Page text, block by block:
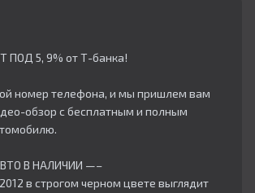
ПОД 5, 9% от Т-банка!
номер телефона, и мы пришлем вам
обзор с бесплатным и полным
В НАЛИЧИИ —–
в строгом черном цвете выглядит